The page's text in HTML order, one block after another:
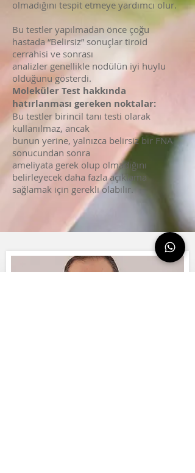
olmadığını tespit etmeye yardımcı olur.
Bu testler yapılmadan önce çoğu
hastada “Belirsiz” sonuçlar tiroid
cerrahisi ve sonrası
analizler genellikle nodülün iyi huylu
olduğunu gösterdi.
Moleküler Test hakkında
hatırlanması gereken noktalar:
Bu testler birincil tanı testi olarak
kullanılmaz, ancak
bunun yerine, yalnızca belirsiz bir FNA
sonucundan sonra
ameliyata gerek olup olmadığını
belirleyecek daha fazla açıklama
sağlamak için gerekli olabilir.